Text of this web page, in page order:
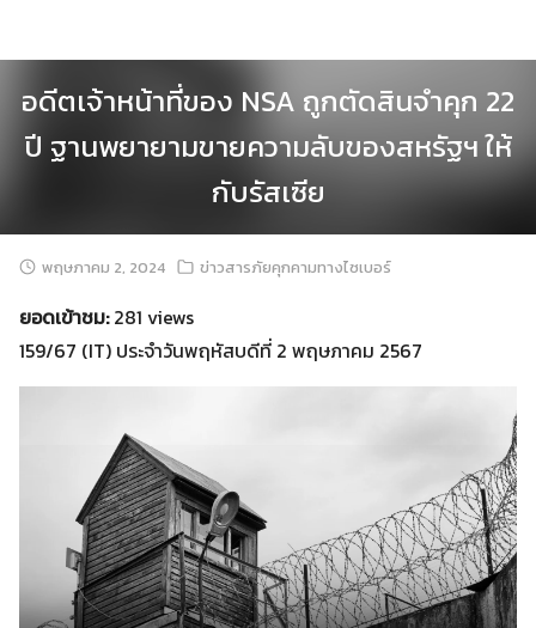
อดีตเจ้าหน้าที่ของ NSA ถูกตัดสินจำคุก 22
ปี ฐานพยายามขายความลับของสหรัฐฯ ให้
กับรัสเซีย
พฤษภาคม 2, 2024 ข่าวสารภัยคุกคามทางไซเบอร์
ยอดเข้าชม:281 views
159/67 (IT) ประจำวันพฤหัสบดีที่ 2 พฤษภาคม 2567